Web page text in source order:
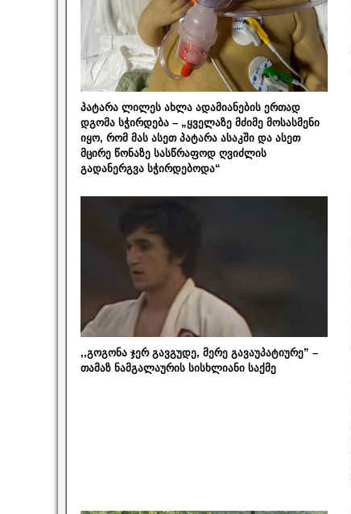
პატარა ლილეს ახლა ადამიანების ერთად
დგომა სჭირდება – „ყველაზე მძიმე მოსასმენი
იყო, რომ მას ასეთ პატარა ასაკში და ასეთ
მცირე წონაზე სასწრაფოდ ღვიძლის
გადანერგვა სჭირდებოდა“
,,გოგონა ჯერ გავგუდე, მერე გავაუპატიურე” –
თამაზ ნამგალაურის სისხლიანი საქმე